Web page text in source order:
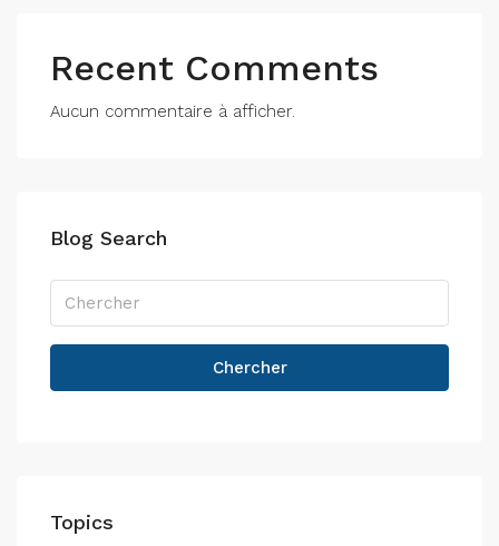
Recent Comments
Aucun commentaire à afficher.
Blog Search
Chercher
Topics